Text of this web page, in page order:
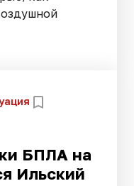
БПЛА на
Ильский